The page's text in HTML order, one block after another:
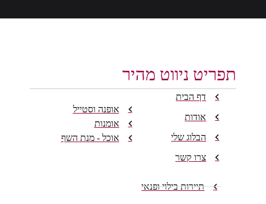
תפריט ניווט מהיר
דף הבית
אודות
הבלוג שלי
צרו קשר
אופנה וסטייל
אומנות
אוכל - מנת השף
תיירות בילוי ופנאי